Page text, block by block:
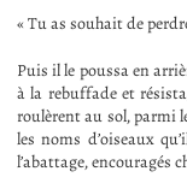
« Tu as souhait de
Puis il le poussa en
à la rebuffade et
roulèrent au sol, parmi
les noms d’oiseaux
l’abattage, encouragés